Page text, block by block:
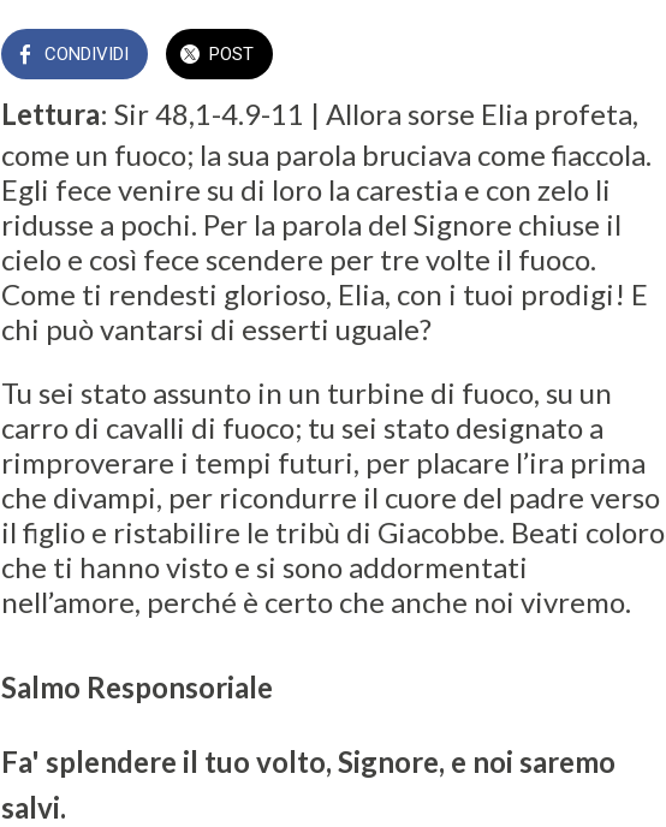
CONDIVIDI POST
Lettura: Sir 48,1-4.9-11 | Allora sorse Elia profeta,
come un fuoco; la sua parola bruciava come fiaccola.
Egli fece venire su di loro la carestia e con zelo li
ridusse a pochi. Per la parola del Signore chiuse il
cielo e così fece scendere per tre volte il fuoco.
Come ti rendesti glorioso, Elia, con i tuoi prodigi! E
chi può vantarsi di esserti uguale?
Tu sei stato assunto in un turbine di fuoco, su un
carro di cavalli di fuoco; tu sei stato designato a
rimproverare i tempi futuri, per placare l’ira prima
che divampi, per ricondurre il cuore del padre verso
il figlio e ristabilire le tribù di Giacobbe. Beati coloro
che ti hanno visto e si sono addormentati
nell’amore, perché è certo che anche noi vivremo.
Salmo Responsoriale
Fa' splendere il tuo volto, Signore, e noi saremo
salvi.